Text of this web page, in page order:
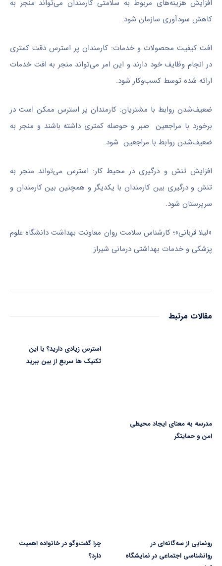
افزایش هزینه‌های مربوط به سلامتی کارمندان می‌تواند منجر به
کاهش سودآوری سازمان شود.
افت کیفیت محصولات و خدمات: کارمندان پر استرس دقت کمتری
در انجام وظایف خود دارند و این امر می‌تواند منجر به افت خدمات
ارائه شده توسط کسب‌وکار شود.
ضعیف‌شدن روابط با مشتریان: کارمندان پر استرس ممکن است در
برخورد با مراجعین صبر و حوصله کمتری داشته باشند و منجر به
ضعیف‌شدن روابط با مراجعین شود.
افزایش تنش و درگیری در محیط کار: استرس می‌تواند منجر به
تنش و درگیری بین کارمندان با یکدیگر و همچنین بین کارمندان و
سرپرستان شود.
«لیلا قربانی»؛ کارشناس سلامت روان معاونت بهداشت دانشگاه علوم
پزشکی و خدمات بهداشتی درمانی شیراز
مقالات مرتبط
مدرسه به معنای ایجاد محیطی
امن و حمایتگر
استرس زیادی دارید؟ با این
تکنیک ها سریع از بین ببرید
رونمایی از سه‌گانه‌ای در
روانشناسی اجتماعی در نمایشگاه
چرا گفت‌وگو در خانواده اهمیت
دارد؟